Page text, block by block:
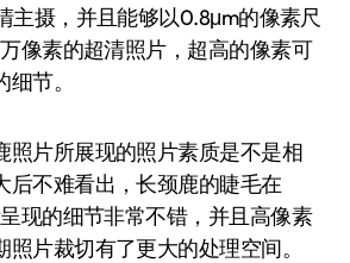
主摄，并且能够以0.8μm的像素尺
像素的超清照片，超高的像素可
节。
照片所展现的照片素质是不是相
后不难看出，长颈鹿的睫毛在
现的细节非常不错，并且高像素
片裁切有了更大的处理空间。